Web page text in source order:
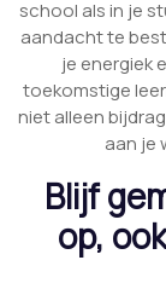
school als in je
aandacht te
je energiek
toekomstige
niet alleen
aan je
Blijf
op,